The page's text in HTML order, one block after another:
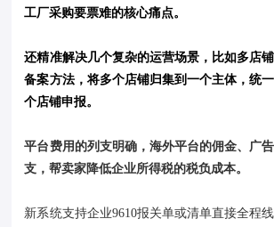
工厂采购要票难的核心痛点。
还精准解决几个复杂的运营场景，比如多店
备案方法，将多个店铺归集到一个主体，统
个店铺申报。
平台费用的列支明确，海外平台的佣金、广
支，帮卖家降低企业所得税的税负成本。
新系统支持企业9610报关单或清单直接全程